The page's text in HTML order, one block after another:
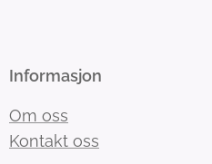
Informasjon
Om oss
Kontakt oss